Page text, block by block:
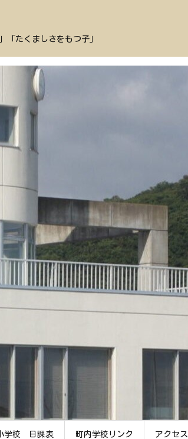
たくましさをもつ子」
学校 日課表 町内学校リンク アクセス